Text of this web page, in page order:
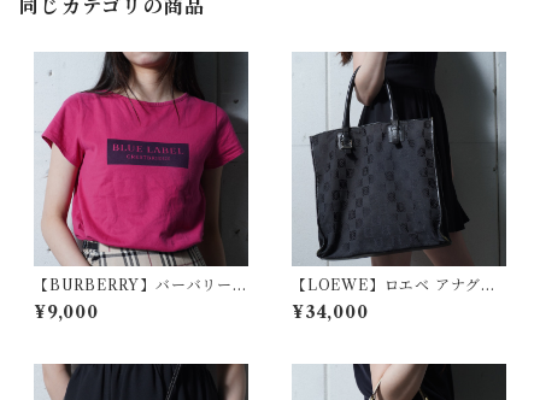
同じカテゴリの商品
【BURBERRY】バーバリー
ボックスロゴプリント ショー
トスリーブTシャツ berry pin
¥9,000
【LOEWE】ロエベ アナグラ
ムロゴ総柄レザーハンドルキ
ャンバストートバッグ black
¥34,000